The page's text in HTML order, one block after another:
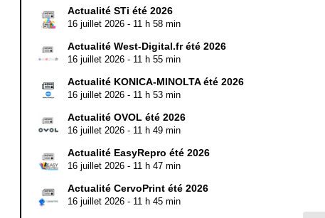
Actualité STi été 2026
16 juillet 2026 - 11 h 58 min
Actualité West-Digital.fr été 2026
16 juillet 2026 - 11 h 55 min
Actualité KONICA-MINOLTA été 2026
16 juillet 2026 - 11 h 53 min
Actualité OVOL été 2026
16 juillet 2026 - 11 h 49 min
Actualité EasyRepro été 2026
16 juillet 2026 - 11 h 47 min
Actualité CervoPrint été 2026
16 juillet 2026 - 11 h 45 min